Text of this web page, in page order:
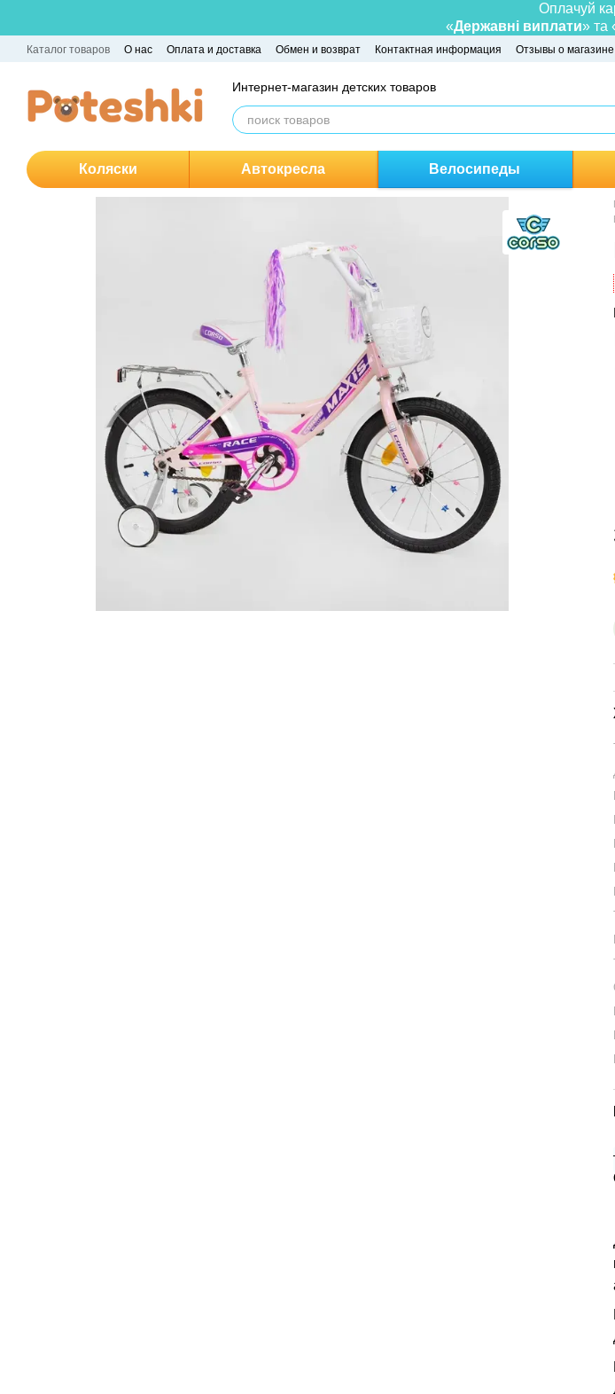
Оплачуй
«Державні виплати» та
Каталог товаров О нас Оплата и доставка Обмен и возврат Контактная информация Отзывы о магазине
Интернет-магазин детских товаров
Коляски Автокресла Велосипеды